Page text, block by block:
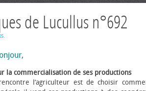
de Lucullus n°692
.
la commercialisation de ses productions
l’agriculteur est de choisir